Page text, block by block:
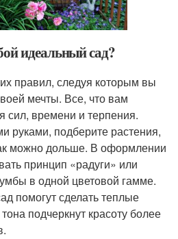
идеальный сад?
правил, следуя которым вы
мечты. Все, что вам
сил, времени и терпения.
руками, подберите растения,
можно дольше. В оформлении
принцип «радуги» или
в одной цветовой гамме.
помогут сделать теплые
подчеркнут красоту более